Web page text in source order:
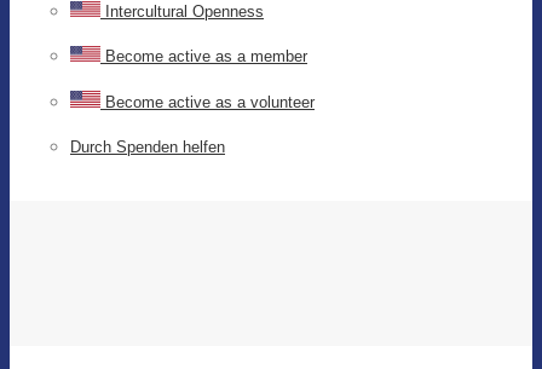
Intercultural Openness
Become active as a member
Become active as a volunteer
Durch Spenden helfen